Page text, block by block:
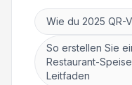
Wie du 2025 QR-
So erstellen Sie
Restaurant-
Leitfaden